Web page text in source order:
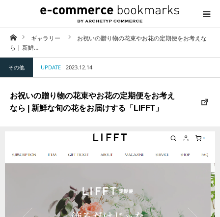
ホームギャラリー
お祝いの贈り物の花束やお花の定期便をお考えな
ら | 新鮮…
その他 UPDATE 2023.12.14
お祝いの贈り物の花束やお花の定期便をお考え
なら | 新鮮な旬の花をお届けする「LIFFT」
TOP
ABOUT
CATEGORY